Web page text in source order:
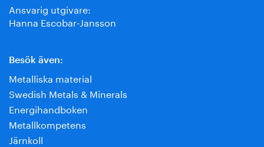
Ansvarig utgivare:
Hanna Escobar-Jansson
Besök även:
Metalliska material
Swedish Metals & Minerals
Energihandboken
Metallkompetens
Järnkoll